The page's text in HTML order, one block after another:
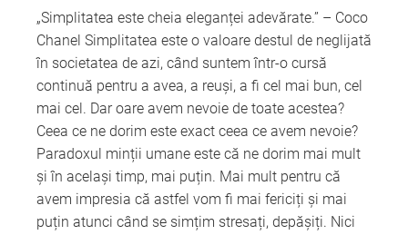
„Simplitatea este cheia eleganței adevărate.” – Coco
Chanel Simplitatea este o valoare destul de neglijată
în societatea de azi, când suntem într-o cursă
continuă pentru a avea, a reuși, a fi cel mai bun, cel
mai cel. Dar oare avem nevoie de toate acestea?
Ceea ce ne dorim este exact ceea ce avem nevoie?
Paradoxul minții umane este că ne dorim mai mult
și în același timp, mai puțin. Mai mult pentru că
avem impresia că astfel vom fi mai fericiți și mai
puțin atunci când se simțim stresați, depășiți. Nici